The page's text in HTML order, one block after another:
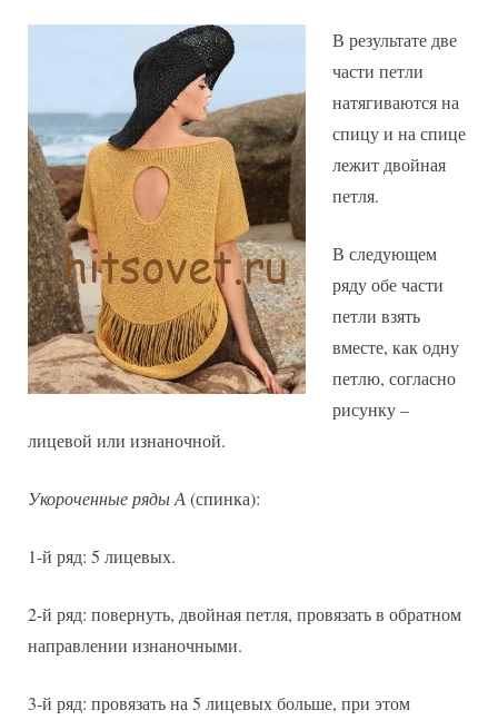
В результате две
части петли
натягиваются на
спицу и на спице
лежит двойная
петля.
В следующем
ряду обе части
петли взять
вместе, как одну
петлю, согласно
рисунку –
лицевой или изнаночной.
Укороченные ряды А (спинка):
1-й ряд: 5 лицевых.
2-й ряд: повернуть, двойная петля, провязать в обратном
направлении изнаночными.
3-й ряд: провязать на 5 лицевых больше, при этом